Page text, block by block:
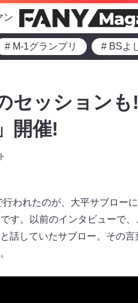
ン
# M-1グランプリ # BSよ
セッション
開催!
われたのが、大平サブロー
す。以前のインタビューで
話していたサブロー。その